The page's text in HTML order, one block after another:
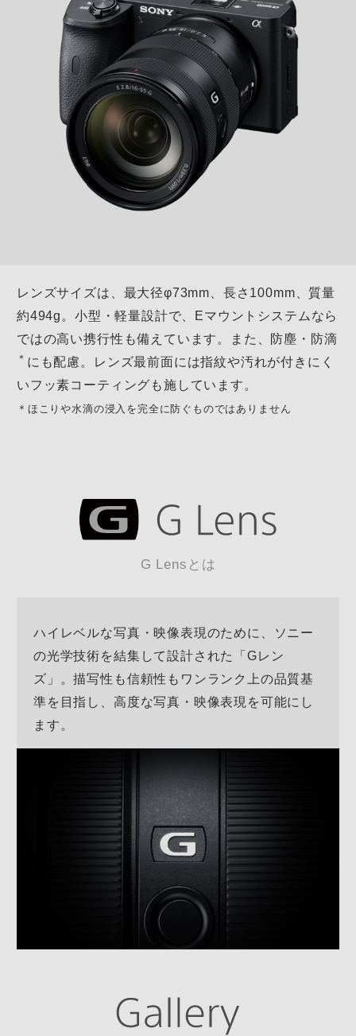
レンズサイズは、最大径φ73mm、長さ100mm、質量
約494g。 小型・軽量設計で、Eマウントシステムなら
ではの高い携行性も備えています。
また、防塵・防滴
＊ にも配慮。レンズ最前面には指紋や汚れが付きにく
いフッ素コーティングも施しています。
＊ほこりや水滴の浸入を完全に防ぐものではありません
G Lensとは
ハイレベルな写真・映像表現のために、ソニー
の光学技術を結集して設計された「Gレン
ズ」。描写性も信頼性もワンランク上の品質基
準を目指し、高度な写真・映像表現を可能にし
ます。